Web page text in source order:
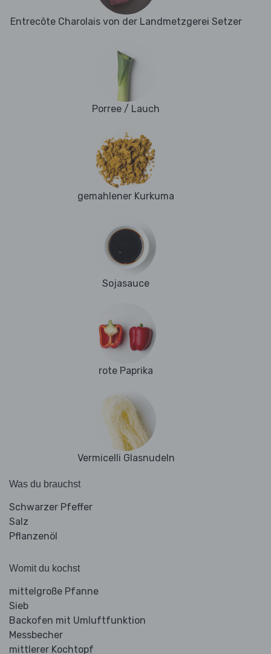
Entrecôte Charolais von der Landmetzgerei Setzer
Porree / Lauch
gemahlener Kurkuma
Sojasauce
rote Paprika
Vermicelli Glasnudeln
Was du brauchst
Schwarzer Pfeffer
Salz
Pflanzenöl
Womit du kochst
mittelgroße Pfanne
Sieb
Backofen mit Umluftfunktion
Messbecher
mittlerer Kochtopf